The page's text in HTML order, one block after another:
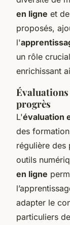
en ligne et
proposés,
l'
un rôle
enrichissant
progrès
L'évaluation
des
régulière des
outils
en ligne
adapter le
particuliers